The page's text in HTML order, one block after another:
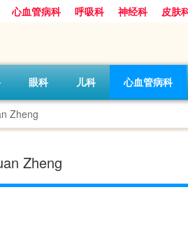
心血管病科 呼吸科 神经科 皮肤
眼科 儿科 心血管病科
Zheng
Zheng